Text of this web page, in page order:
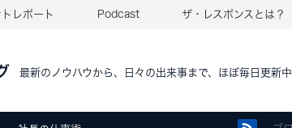
レポート Podcast ザ・レスポンスとは？
最新のノウハウから、日々の出来事まで、ほぼ毎日更新中